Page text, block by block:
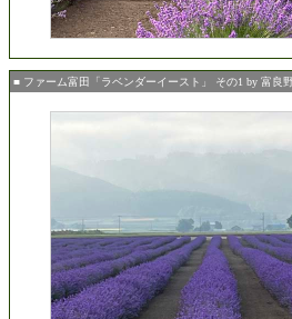
■ ファーム富田「ラベンダーイースト」 その1 by 富良